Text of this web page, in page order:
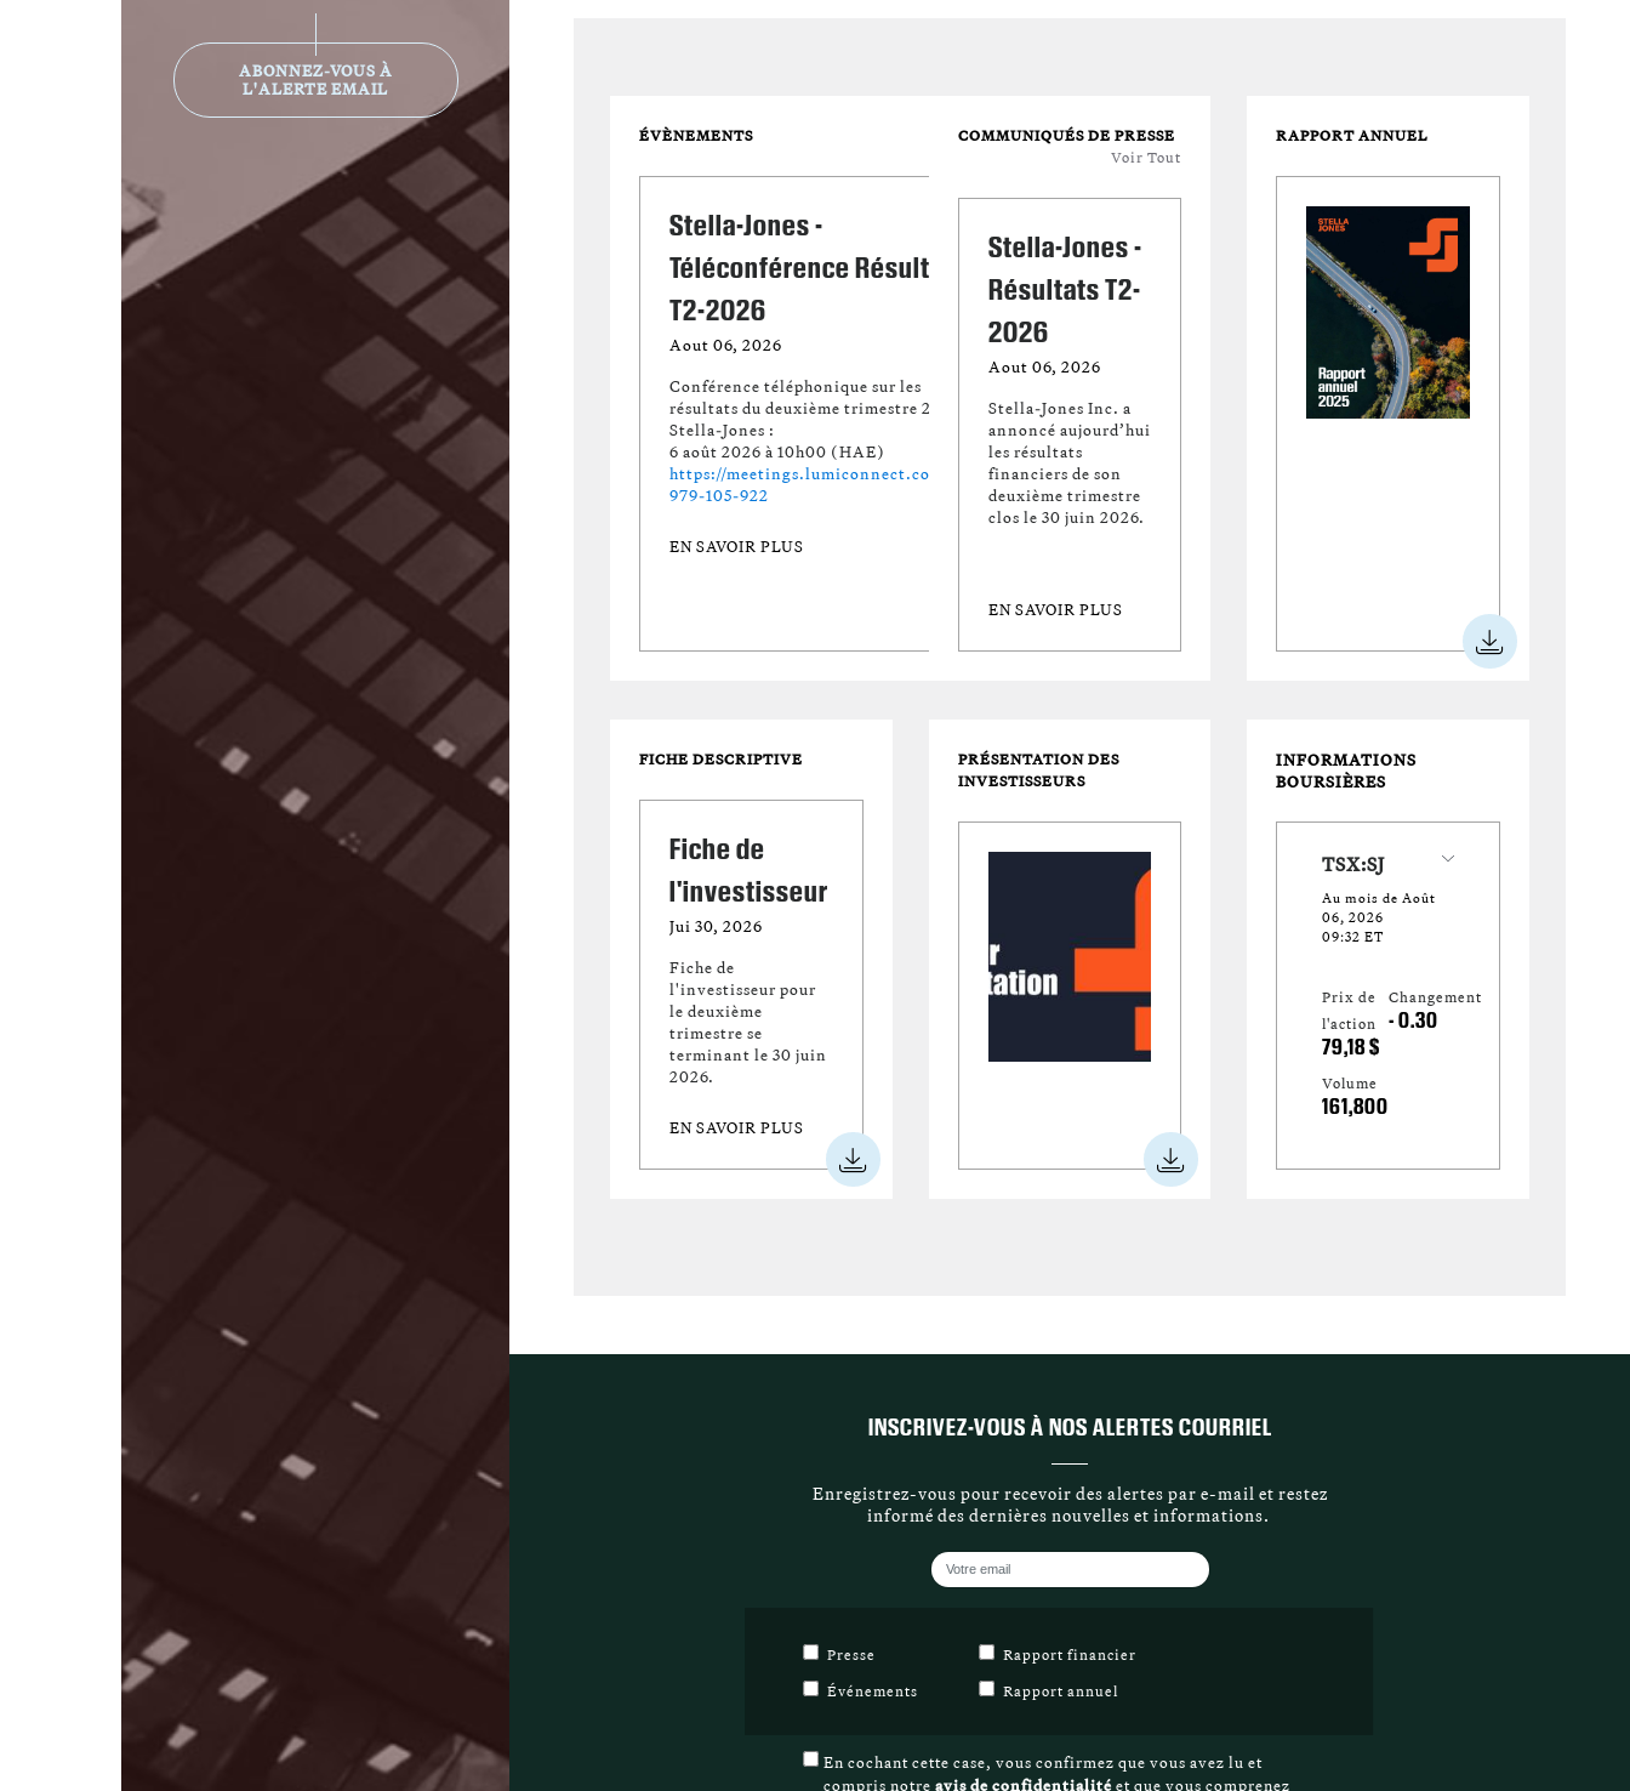
ABONNEZ-VOUS À
L'ALERTE EMAIL
ÉVÈNEMENTS Voir Tout
Stella-Jones -
Téléconférence Résultats
T2-2026
Aout 06, 2026
Conférence téléphonique sur les
résultats du deuxième trimestre 2026 de
Stella-Jones :
6 août 2026 à 10h00 (HAE)
https://meetings.lumiconnect.com/400-
979-105-922
EN SAVOIR PLUS
COMMUNIQUÉS DE PRESSE
Voir Tout
Stella-Jones -
Résultats T2-
2026
Aout 06, 2026
Stella-Jones Inc. a
annoncé aujourd’hui
les résultats
financiers de son
deuxième trimestre
clos le 30 juin 2026.
EN SAVOIR PLUS
RAPPORT ANNUEL
FICHE DESCRIPTIVE
Fiche de
l'investisseur
Jui 30, 2026
Fiche de
l'investisseur pour
le deuxième
trimestre se
terminant le 30 juin
2026.
EN SAVOIR PLUS
PRÉSENTATION DES
INVESTISSEURS
INFORMATIONS
BOURSIÈRES
TSX:SJ
Au mois de Août
06, 2026
09:32 ET
Prix ​​de
l'action
79,18 $
Changement
- 0.30
Volume
161,800
INSCRIVEZ-VOUS À NOS ALERTES COURRIEL
Enregistrez-vous pour recevoir des alertes par e-mail et restez
informé des dernières nouvelles et informations.
dePresse
Événements
Rapport financier
Rapport annuel
AvisEn cochant cette case, vous confirmez que vous avez lu et
compris notreavis de confidentialitéet que vous comprenez